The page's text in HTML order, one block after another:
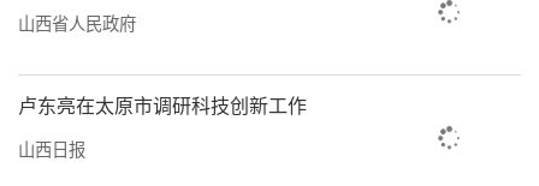
山西省人民政府
卢东亮在太原市调研科技创新工作
山西日报